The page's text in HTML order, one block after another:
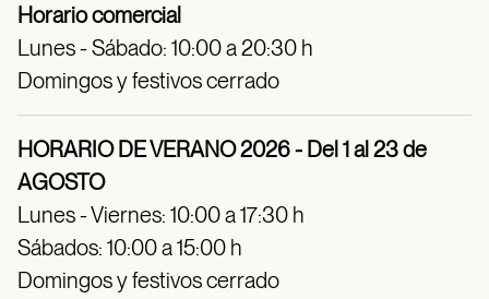
Horario comercial
Lunes - Sábado: 10:00 a 20:30 h
Domingos y festivos cerrado
HORARIO DE VERANO 2026 - Del 1 al 23 de
AGOSTO
Lunes - Viernes: 10:00 a 17:30 h
Sábados: 10:00 a 15:00 h
Domingos y festivos cerrado